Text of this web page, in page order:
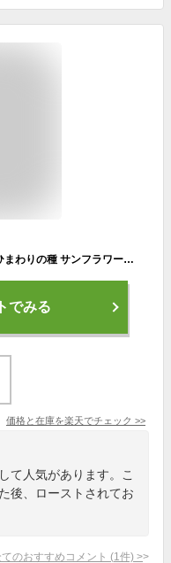
Giants Sunflower Seeds ジャイアント ひまわりの種 サンフラワーシード Original オリジナル 163g
でみる
価格と在庫を楽天でチェック >>
て人気があります。こ
後、ローストされてお
のおすすめコメント (1 件) >